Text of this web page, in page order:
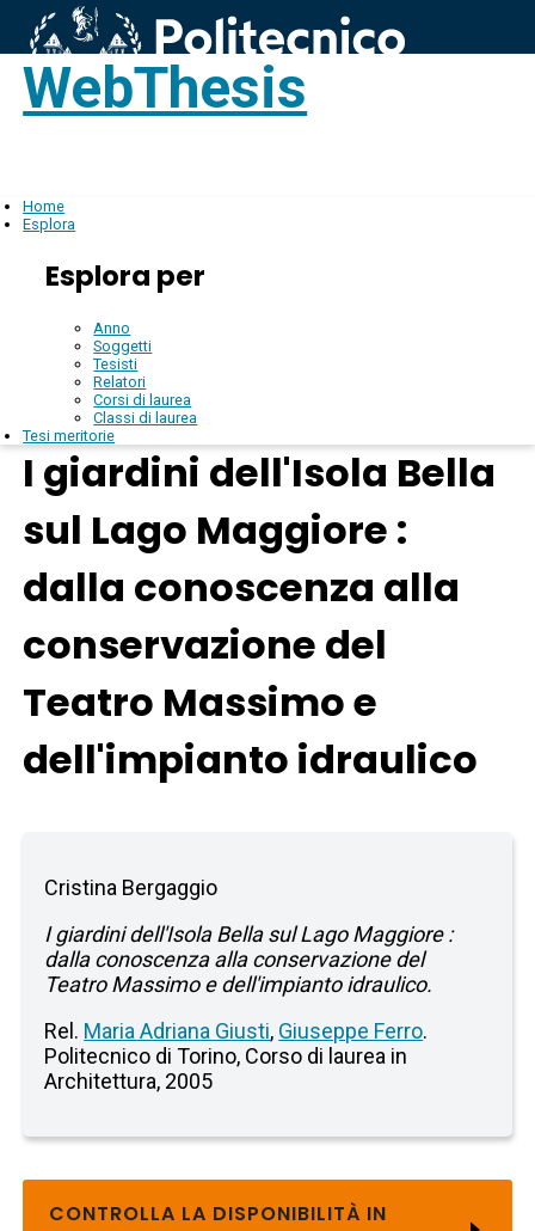
WebThesis
Home
Esplora
Esplora per
Anno
Soggetti
Tesisti
Relatori
Corsi di laurea
Classi di laurea
Tesi meritorie
I giardini dell'Isola Bella
sul Lago Maggiore :
dalla conoscenza alla
conservazione del
Teatro Massimo e
dell'impianto idraulico
Cristina Bergaggio
I giardini dell'Isola Bella sul Lago Maggiore :
dalla conoscenza alla conservazione del
Teatro Massimo e dell'impianto idraulico.
Rel. Maria Adriana Giusti, Giuseppe Ferro.
Politecnico di Torino, Corso di laurea in
Architettura, 2005
CONTROLLA LA DISPONIBILITÀ IN